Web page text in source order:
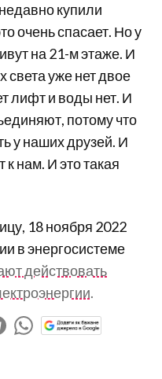
купили
очень спасает. Но у
на 21-м этаже. И
света уже нет двое
лифт и воды нет. И
потому что
у наших друзей. И
нам. И это такая
18 ноября 2022
в энергосистеме
действовать